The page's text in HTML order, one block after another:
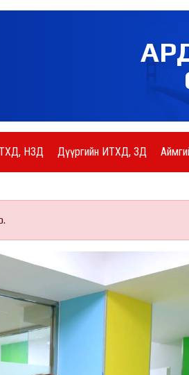
НЗД Дүүргийн ИТХД, ЗД